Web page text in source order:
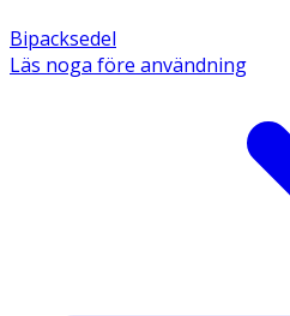
Bipacksedel
Läs noga före användning